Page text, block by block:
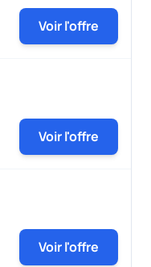
Voir l'offre
Voir l'offre
Voir l'offre